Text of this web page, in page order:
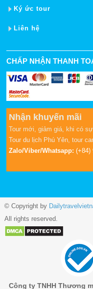
Ký ức tour
Liên hệ
CHẤP NHẬN THANH
Nhận khuyến mãi
Tour mới, giảm giá, khi có
Tour du lịch Phú Yên, tour
Zalo/Viber/Whatsapp: (+84)
© Copyright by
All rights reserved.
Công ty TNHH Thương